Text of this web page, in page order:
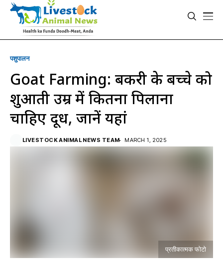
पशुपालन
Goat Farming: बकरी के बच्चे को
शुरुआती उम्र में कितना पिलाना
चाहिए दूध, जानें यहां
LIVESTOCK ANIMAL NEWS TEAM MARCH 1, 2025
प्रतीकात्मक फोटो